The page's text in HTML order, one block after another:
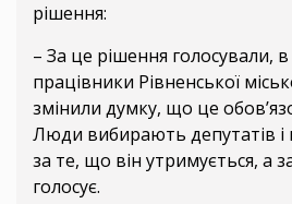
рішення:
– За це рішення голосували, в
працівники Рівненської
змінили думку, що це
Люди вибирають депутатів і
за те, що він утримується, а
голосує.